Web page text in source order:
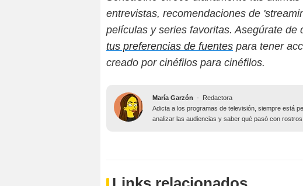
entrevistas, recomendaciones de
películas y series favoritas. Asegúrate de
tus preferencias de fuentes para tener
creado por cinéfilos para cinéfilos.
María Garzón -
Redactora
Adicta a los programas de televisión, siempre está
analizar las audiencias y saber qué pasó con